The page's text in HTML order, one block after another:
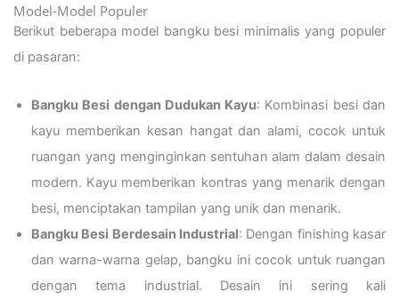
Model-Model Populer
Berikut beberapa model bangku besi minimalis yang populer
di pasaran:
Bangku Besi dengan Dudukan Kayu: Kombinasi besi dan
kayu memberikan kesan hangat dan alami, cocok untuk
ruangan yang menginginkan sentuhan alam dalam desain
modern. Kayu memberikan kontras yang menarik dengan
besi, menciptakan tampilan yang unik dan menarik.
Bangku Besi Berdesain Industrial: Dengan finishing kasar
dan warna-warna gelap, bangku ini cocok untuk ruangan
dengan tema industrial. Desain ini sering kali